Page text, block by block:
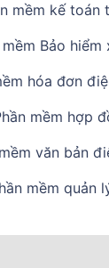
mềm kế toán
Bảo
hóa đơn
mềm hợp
văn bản
mềm quản